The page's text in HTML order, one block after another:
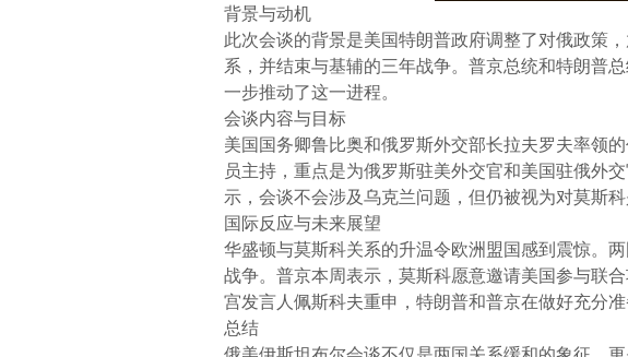
背景与动机
此次会谈的背景是美国特朗普政府调整了对俄政策
系，并结束与基辅的三年战争。普京总统和特朗普
一步推动了这一进程。
会谈内容与目标
美国国务卿鲁比奥和俄罗斯外交部长拉夫罗夫率领
员主持，重点是为俄罗斯驻美外交官和美国驻俄外
示，会谈不会涉及乌克兰问题，但仍被视为对莫斯科
国际反应与未来展望
华盛顿与莫斯科关系的升温令欧洲盟国感到震惊。
战争。普京本周表示，莫斯科愿意邀请美国参与联
宫发言人佩斯科夫重申，特朗普和普京在做好充分
总结